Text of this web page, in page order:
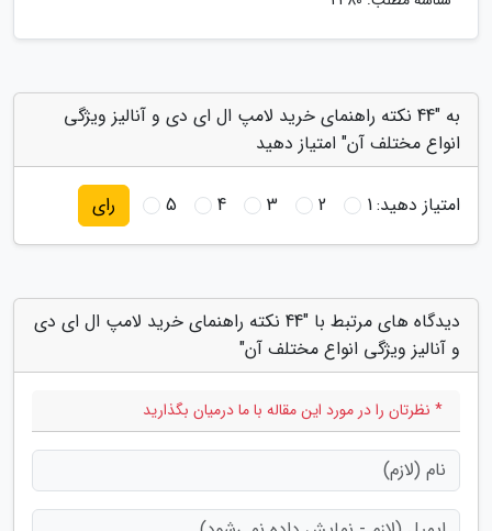
به "44 نکته راهنمای خرید لامپ ال ای دی و آنالیز ویژگی
انواع مختلف آن" امتیاز دهید
امتیاز دهید:1
2
3
4
5 رای
دیدگاه های مرتبط با "44 نکته راهنمای خرید لامپ ال ای دی
و آنالیز ویژگی انواع مختلف آن"
* نظرتان را در مورد این مقاله با ما درمیان بگذارید